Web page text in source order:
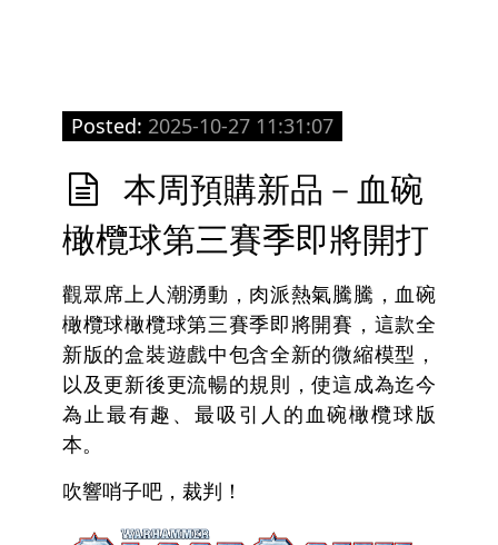
Posted: 2025-10-27 11:31:07
本周預購新品－血碗
橄欖球第三賽季即將開打
觀眾席上人潮湧動，肉派熱氣騰騰，血碗
橄欖球橄欖球第三賽季即將開賽，這款全
新版的盒裝遊戲中包含全新的微縮模型，
以及更新後更流暢的規則，使這成為迄今
為止最有趣、最吸引人的血碗橄欖球版
本。
吹響哨子吧，裁判！